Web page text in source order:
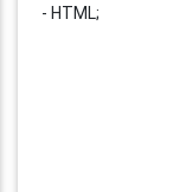
- HTML;